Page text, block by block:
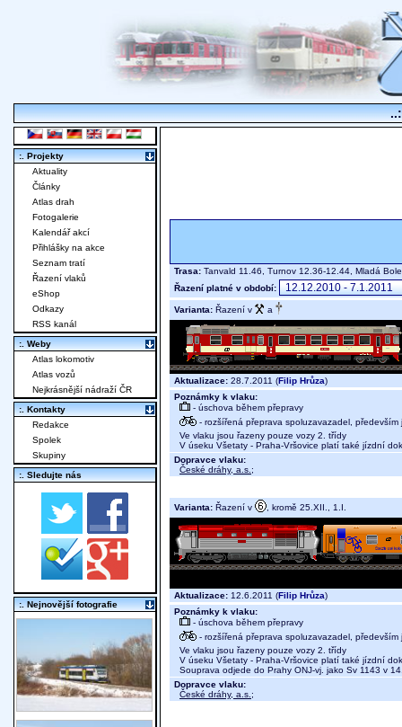
Trasa: Tanvald 11.46, Turnov 12.36-12.44, Mladá
Řazení platné v období:
Varianta: Řazení v a
Aktualizace: 28.7.2011 (Filip Hrůza)
Poznámky k vlaku:
- úschova během přepravy
- rozšířená přeprava spoluzavazadel, především
Ve vlaku jsou řazeny pouze vozy 2. třídy
V úseku Všetaty - Praha-Vršovice platí také jízdní
Dopravce vlaku:
České dráhy, a.s. ;
Varianta: Řazení v , kromě 25.XII., 1.I.
Aktualizace: 12.6.2011 (Filip Hrůza)
Poznámky k vlaku:
- úschova během přepravy
- rozšířená přeprava spoluzavazadel, především
Ve vlaku jsou řazeny pouze vozy 2. třídy
V úseku Všetaty - Praha-Vršovice platí také jízdní
Souprava odjede do Prahy ONJ-vj. jako Sv 1143 v
Dopravce vlaku:
České dráhy, a.s. ;
:. Projekty
Aktuality
Články
Atlas drah
Fotogalerie
Kalendář akcí
Přihlášky na akce
Seznam tratí
Řazení vlaků
eShop
Odkazy
RSS kanál
:. Weby
Atlas lokomotiv
Atlas vozů
Nejkrásnější nádraží ČR
:. Kontakty
Redakce
Spolek
Skupiny
:. Sledujte nás
:. Nejnovější fotografie